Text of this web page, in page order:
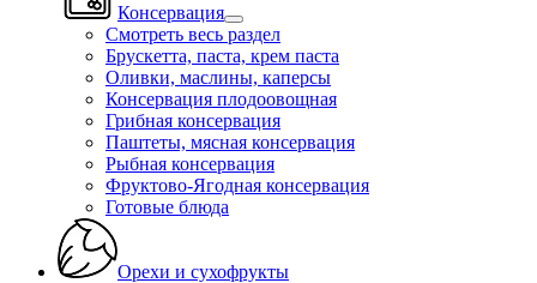
Консервация
Смотреть весь раздел
Брускетта, паста, крем паста
Оливки, маслины, каперсы
Консервация плодоовощная
Грибная консервация
Паштеты, мясная консервация
Рыбная консервация
Фруктово-Ягодная консервация
Готовые блюда
Орехи и сухофрукты